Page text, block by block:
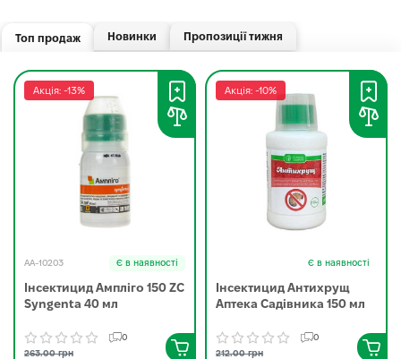
Топ продаж Новинки Пропозиції тижня
Акція: -13%
AA-10203 Є в наявності
Інсектицид Ампліго 150 ZC
Syngenta 40 мл
0
263.00 грн
Акція: -10%
Є в наявності
Інсектицид Антихрущ
Аптека Садівника 150 мл
0
212.00 грн